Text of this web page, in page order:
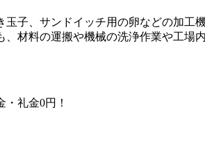
子、サンドイッチ用の卵などの加工
材料の運搬や機械の洗浄作業や工場
礼金0円！